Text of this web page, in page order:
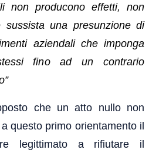
non producono effetti, non
sussista una presunzione di
aziendali che imponga
fino ad un contrario
che un atto nullo non
questo primo orientamento il
legittimato a rifiutare il